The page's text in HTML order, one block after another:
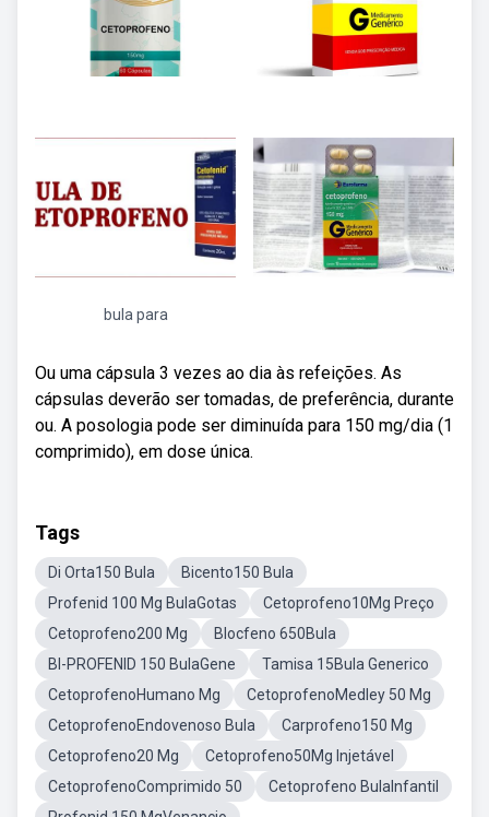
bula para
Ou uma cápsula 3 vezes ao dia às refeições. As
cápsulas deverão ser tomadas, de preferência, durante
ou. A posologia pode ser diminuída para 150 mg/dia (1
comprimido), em dose única.
Tags
Di Orta150 Bula
Bicento150 Bula
Profenid 100 Mg BulaGotas
Cetoprofeno10Mg Preço
Cetoprofeno200 Mg
Blocfeno 650Bula
BI-PROFENID 150 BulaGene
Tamisa 15Bula Generico
CetoprofenoHumano Mg
CetoprofenoMedley 50 Mg
CetoprofenoEndovenoso Bula
Carprofeno150 Mg
Cetoprofeno20 Mg
Cetoprofeno50Mg Injetável
CetoprofenoComprimido 50
Cetoprofeno BulaInfantil